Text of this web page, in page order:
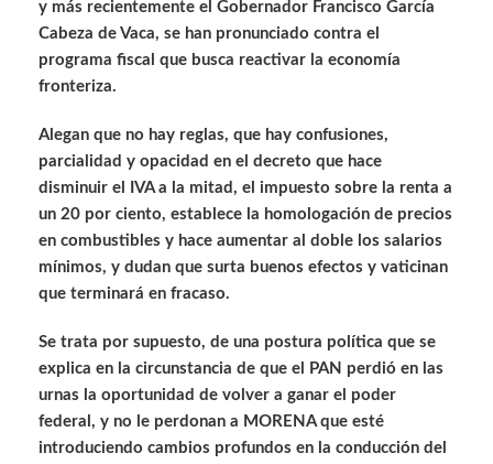
y más recientemente el Gobernador Francisco García
Cabeza de Vaca, se han pronunciado contra el
programa fiscal que busca reactivar la economía
fronteriza.
Alegan que no hay reglas, que hay confusiones,
parcialidad y opacidad en el decreto que hace
disminuir el IVA a la mitad, el impuesto sobre la renta a
un 20 por ciento, establece la homologación de precios
en combustibles y hace aumentar al doble los salarios
mínimos, y dudan que surta buenos efectos y vaticinan
que terminará en fracaso.
Se trata por supuesto, de una postura política que se
explica en la circunstancia de que el PAN perdió en las
urnas la oportunidad de volver a ganar el poder
federal, y no le perdonan a MORENA que esté
introduciendo cambios profundos en la conducción del